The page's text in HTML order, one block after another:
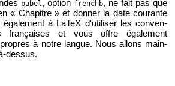
babel , op­tion frenchb, ne fait pas que
« Cha­pitre » et don­ner la date cou­rante
à LaTeX d'uti­li­ser les conven­
fran­çaises et vous offre éga­le­ment
à notre langue. Nous al­lons main­
des­sus.